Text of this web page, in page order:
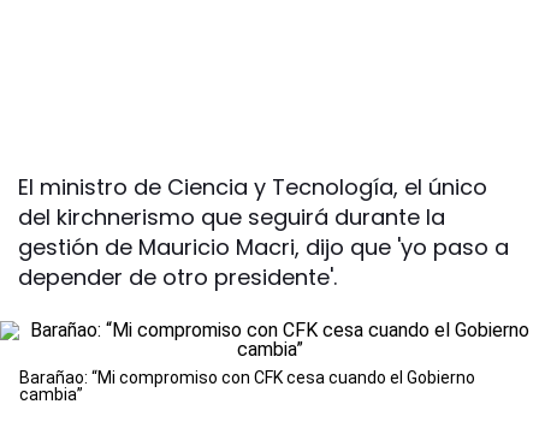
El ministro de Ciencia y Tecnología, el único
del kirchnerismo que seguirá durante la
gestión de Mauricio Macri, dijo que 'yo paso a
depender de otro presidente'.
Barañao: “Mi compromiso con CFK cesa cuando el Gobierno
cambia”